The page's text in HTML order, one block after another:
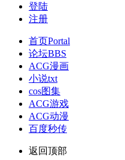
登陆
注册
首页Portal
论坛BBS
ACG漫画
小说txt
cos图集
ACG游戏
ACG动漫
百度秒传
返回顶部